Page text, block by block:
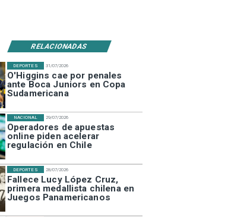
RELACIONADAS
31/07/2026
O'Higgins cae por penales
ante Boca Juniors en Copa
Sudamericana
DEPORTES
29/07/2026
Operadores de apuestas
online piden acelerar
regulación en Chile
NACIONAL
28/07/2026
Fallece Lucy López Cruz,
primera medallista chilena en
Juegos Panamericanos
DEPORTES